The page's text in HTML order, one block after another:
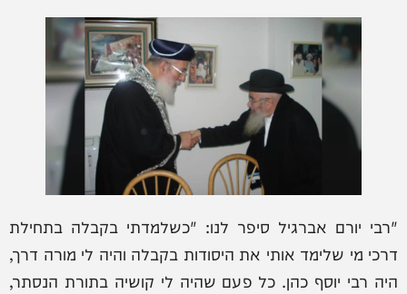
"רבי יורם אברגיל סיפר לנו: "כשלמדתי בקבלה בתחילת
דרכי מי שלימד אותי את היסודות בקבלה והיה לי מורה דרך,
היה רבי יוסף כהן. כל פעם שהיה לי קושיה בתורת הנסתר,